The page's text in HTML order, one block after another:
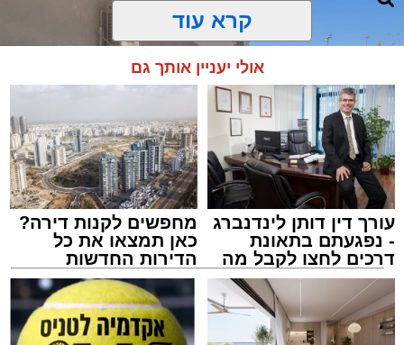
הכוללות עיסויי לב ושימוש במפעם (דפיברילטור).
בזכות התושייה והפעילות המהירה והמקצועית של
הצוותים בשטח, ליבו של הגבר שב לפעום.
לאחר ייצוב מצבו הראשוני, הוא פונה באמבולנס
לבית חולים להמשך קבלת טיפול רפואי כשמצבו
מוגדר יציב.
מעוניינים להגיב? לדווח ? צרו איתנו קשר במייל -
ASHDODS@ISNET.CO.IL
צילום: דוברות איחוד הצלה
עופר אשטוקר / 15:32 07.08.26
קרא עוד
אולי יעניין אותך גם
עורך דין דותן לינדנברג
- נפגעתם בתאונת
דרכים לחצו לקבל מה
שמגיע לכם
מחפשים לקנות דירה?
כאן תמצאו את כל
הדירות החדשות
למכירה באשדוד >>>